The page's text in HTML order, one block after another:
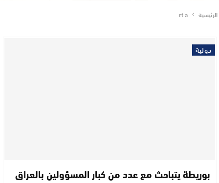
الرئيسية rt a
دولية
بوريطة يتباحث مع عدد من كبار المسؤولين بالعراق